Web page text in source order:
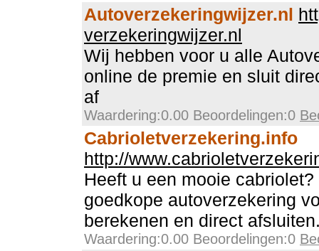
Autoverzekeringwijzer.nl
verzekeringwijzer.nl
Wij hebben voor u alle
online de premie en sluit
af
Waardering:0.00 Beoordelingen:0
Cabrioletverzekering.info
http://
Heeft u een mooie
goedkope autoverzekering
berekenen en direct
Waardering:0.00 Beoordelingen:0